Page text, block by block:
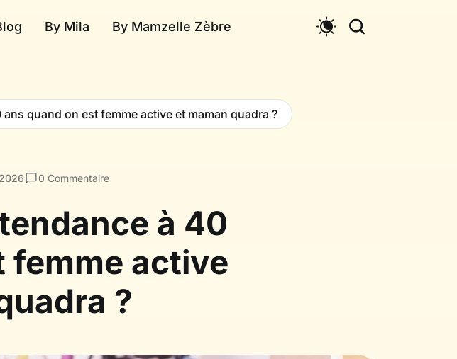
By Mila By Mamzelle Zèbre
quand on est femme active et maman quadra ?
0 Commentaire
à 40
femme active
?